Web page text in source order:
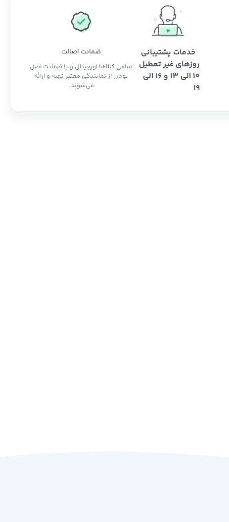
خدمات پشتیبانی
روزهای غیر تعطیل
10 الی 13 و 16 الی
19
ضمانت اصالت
تمامی کالاها اورجینال و با ضمانت اصل
بودن از نمایندگی معتبر تهیه و ارائه
می‌شوند.